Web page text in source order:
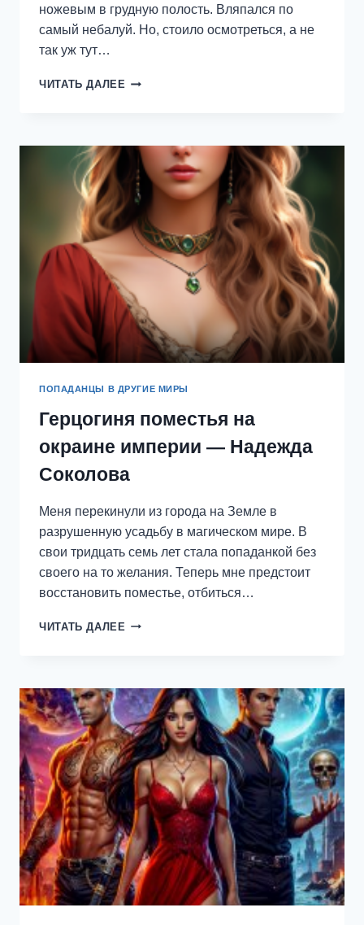
ножевым в грудную полость. Вляпался по
самый небалуй. Но, стоило осмотреться, а не
так уж тут…
ЧИТАТЬ ДАЛЕЕ НЕПРАВИЛЬНЫЙ
—
СЕРГЕЙ
ИЗМАЙЛОВ
ПОПАДАНЦЫ В ДРУГИЕ МИРЫ
Герцогиня поместья на
окраине империи — Надежда
Соколова
Меня перекинули из города на Земле в
разрушенную усадьбу в магическом мире. В
свои тридцать семь лет стала попаданкой без
своего на то желания. Теперь мне предстоит
восстановить поместье, отбиться…
ЧИТАТЬ ДАЛЕЕ ГЕРЦОГИНЯ
ИМПЕРИИ
—
НАДЕЖДА
СОКОЛОВА